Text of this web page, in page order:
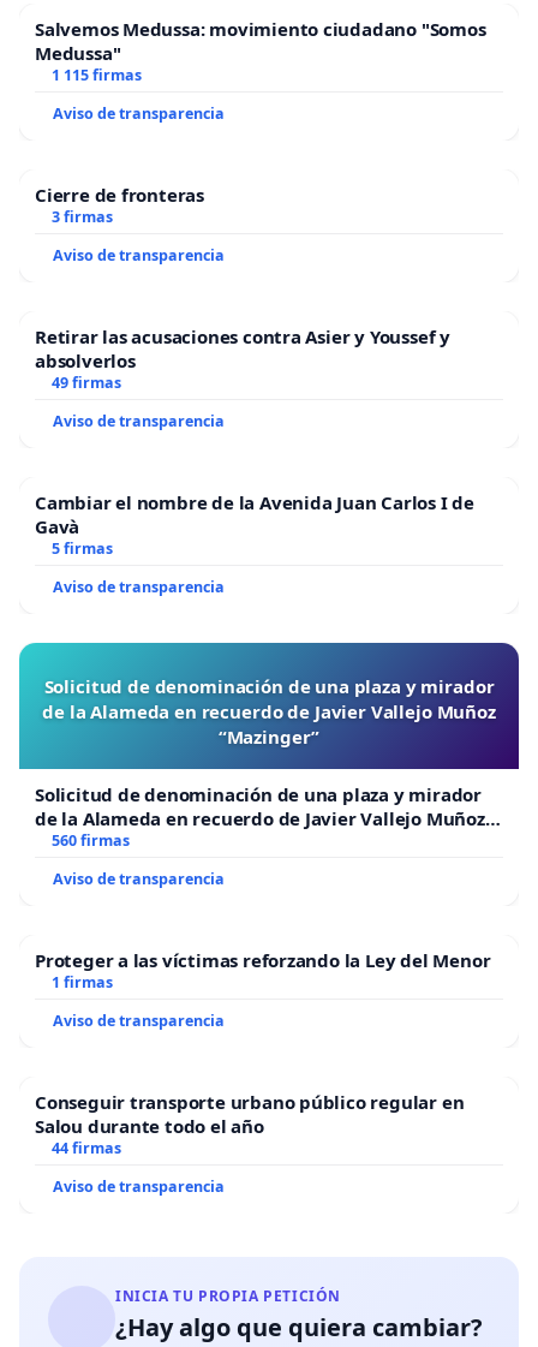
Salvemos Medussa: movimiento ciudadano "Somos
Medussa"
1 115 firmas
Aviso de transparencia
Cierre de fronteras
3 firmas
Aviso de transparencia
Retirar las acusaciones contra Asier y Youssef y
absolverlos
49 firmas
Aviso de transparencia
Cambiar el nombre de la Avenida Juan Carlos I de
Gavà
5 firmas
Aviso de transparencia
Solicitud de denominación de una plaza y mirador
de la Alameda en recuerdo de Javier Vallejo Muñoz
“Mazinger”
Solicitud de denominación de una plaza y mirador
de la Alameda en recuerdo de Javier Vallejo Muñoz
“Mazinger”
560 firmas
Aviso de transparencia
Proteger a las víctimas reforzando la Ley del Menor
1 firmas
Aviso de transparencia
Conseguir transporte urbano público regular en
Salou durante todo el año
44 firmas
Aviso de transparencia
INICIA TU PROPIA PETICIÓN
¿Hay algo que quiera cambiar?